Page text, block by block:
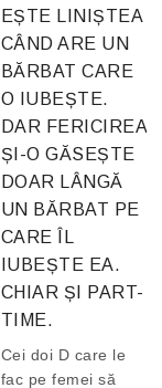
EȘTE LINIȘTEA
CÂND ARE UN
BĂRBAT CARE
O IUBEȘTE.
DAR FERICIREA
ȘI-O GĂSEȘTE
DOAR LÂNGĂ
UN BĂRBAT PE
CARE ÎL
IUBEȘTE EA.
CHIAR ȘI PART-
TIME.
Cei doi D care le
fac pe femei să